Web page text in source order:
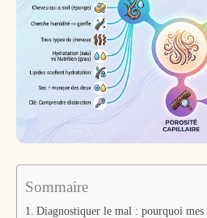
Sommaire
Diagnostiquer le mal : pourquoi mes